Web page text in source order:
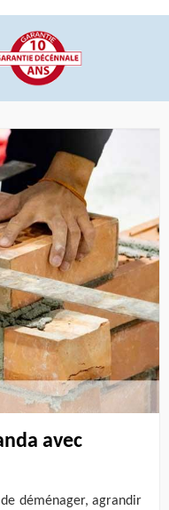
avec
déménager, agrandir